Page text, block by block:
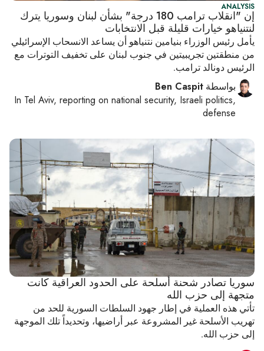
ANALYSIS
إن "انقلاب ترامب 180 درجة" بشأن لبنان وسوريا يترك
لنتنياهو خيارات قليلة قبل الانتخابات
يأمل رئيس الوزراء بنيامين نتنياهو أن يساعد الانسحاب الإسرائيلي
من منطقتين تجريبيتين في جنوب لبنان على تخفيف التوترات مع
الرئيس دونالد ترامب.
بواسطة Ben Caspit
In Tel Aviv, reporting on national security, Israeli politics,
defense
سوريا تصادر شحنة أسلحة على الحدود العراقية كانت
متجهة إلى حزب الله
تأتي هذه العملية في إطار جهود السلطات السورية للحد من
تهريب الأسلحة غير المشروعة عبر أراضيها، وتحديداً تلك الموجهة
إلى حزب الله.